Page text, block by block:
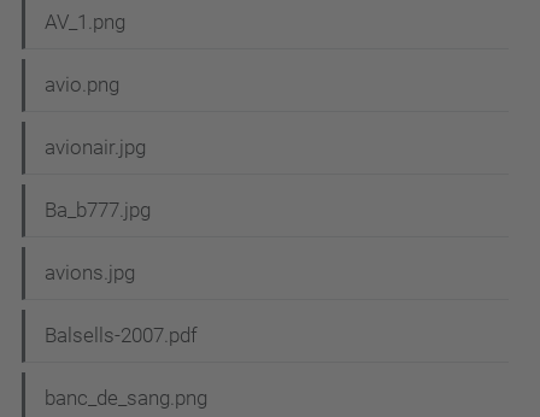
AV_1.png
avio.png
avionair.jpg
Ba_b777.jpg
avions.jpg
Balsells-2007.pdf
banc_de_sang.png